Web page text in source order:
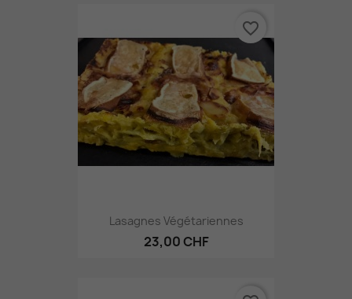
Lasagnes Végétariennes
23,00 CHF
favorite_border